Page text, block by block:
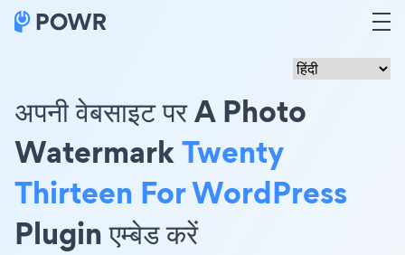
अपनी वेबसाइट पर A Photo
WatermarkTwenty
Thirteen For WordPress
Plugin एम्बेड करें